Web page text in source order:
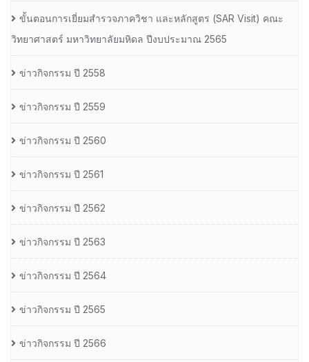
ขั้นตอนการเยี่ยมสำรวจภาควิชา และหลักสูตร (SAR Visit) คณะ
วิทยาศาสตร์ มหาวิทยาลัยมหิดล ปีงบประมาณ 2565
ข่าวกิจกรรม ปี 2558
ข่าวกิจกรรม ปี 2559
ข่าวกิจกรรม ปี 2560
ข่าวกิจกรรม ปี 2561
ข่าวกิจกรรม ปี 2562
ข่าวกิจกรรม ปี 2563
ข่าวกิจกรรม ปี 2564
ข่าวกิจกรรม ปี 2565
ข่าวกิจกรรม ปี 2566